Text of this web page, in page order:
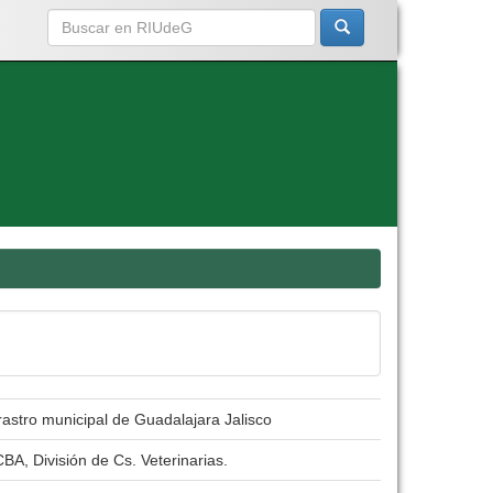
municipal de Guadalajara Jalisco
División de Cs. Veterinarias.